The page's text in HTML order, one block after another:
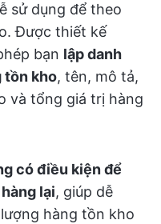
sử dụng để theo
Được thiết kế
bạn lập danh
tồn kho, tên, mô tả,
và tổng giá trị hàng
có điều kiện để
lại, giúp dễ
hàng tồn kho